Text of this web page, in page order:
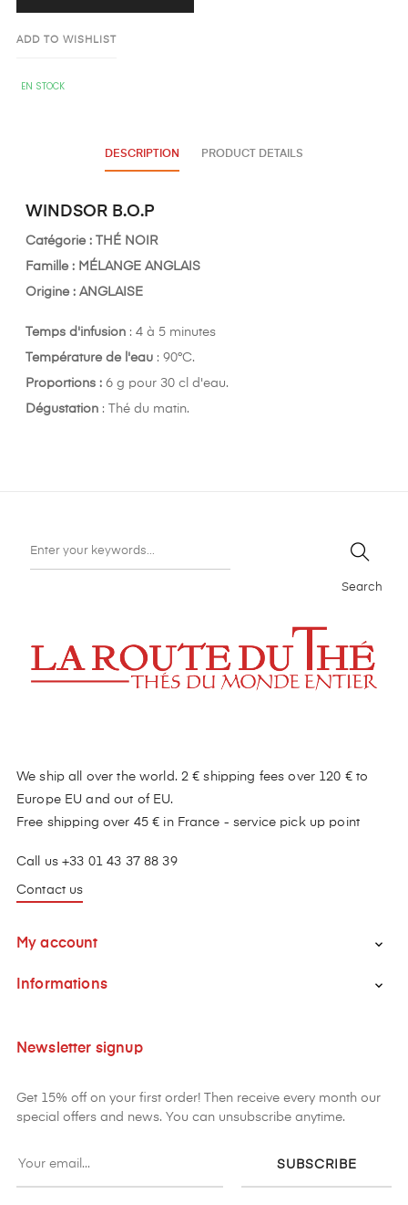
ADD TO WISHLIST
EN STOCK
DESCRIPTION PRODUCT DETAILS
WINDSOR B.O.P
Catégorie :
THÉ NOIR
Famille : MÉLANGE ANGLAIS
Origine : ANGLAISE
Temps d'infusion : 4 à 5 minutes
Température de l'eau : 90°C.
Proportions : 6 g pour 30 cl d'eau.
Dégustation : Thé du matin.
Search
We ship all over the world. 2 € shipping fees over 120 € to
Europe EU and out of EU.
Free shipping over 45 € in France - service pick up point
Call us +33 01 43 37 88 39
Contact us
My account 
Informations 
Newsletter signup
Get 15% off on your first order! Then receive every month our
special offers and news. You can unsubscribe anytime.
SUBSCRIBE